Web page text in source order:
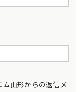
山形からの返信メ